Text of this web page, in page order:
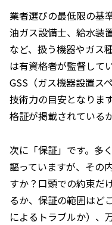
業者選びの最低限の基
油ガス設備士、給水装
など、扱う機器やガス
は有資格者が監督して
GSS（ガス機器設置ス
技術力の目安となりま
格証が掲載されている
次に「保証」です。多
謳っていますが、その
すか？口頭での約束だ
るか、保証の範囲はど
によるトラブルか）、